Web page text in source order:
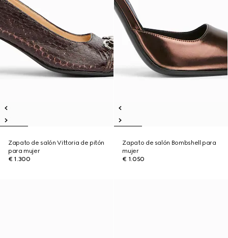
Zapato de salón Vittoria de pitón
para mujer
€ 1.300
Zapato de salón Bombshell para
mujer
€ 1.050